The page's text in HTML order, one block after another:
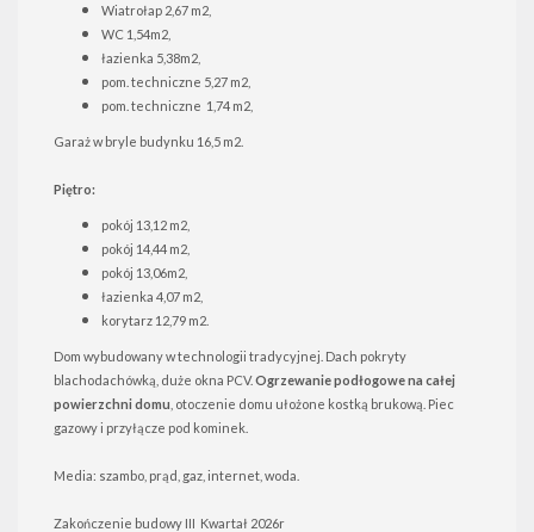
Wiatrołap 2,67 m2,
WC 1,54m2,
łazienka 5,38m2,
pom. techniczne 5,27 m2,
pom. techniczne 1,74 m2,
Garaż w bryle budynku 16,5 m2.
Piętro:
pokój 13,12 m2,
pokój 14,44 m2,
pokój 13,06m2,
łazienka 4,07 m2,
korytarz 12,79 m2.
Dom wybudowany w technologii tradycyjnej. Dach pokryty
blachodachówką, duże okna PCV.Ogrzewanie podłogowe na całej
powierzchni domu , otoczenie domu ułożone kostką brukową. Piec
gazowy i przyłącze pod kominek.
Media: szambo, prąd, gaz, internet, woda.
Zakończenie budowy III Kwartał 2026r